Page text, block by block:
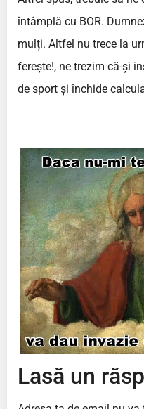
întâmplă cu BOR.
mulți. Altfel nu trece la
ferește!, ne trezim că-și
de sport și închide
Lasă un